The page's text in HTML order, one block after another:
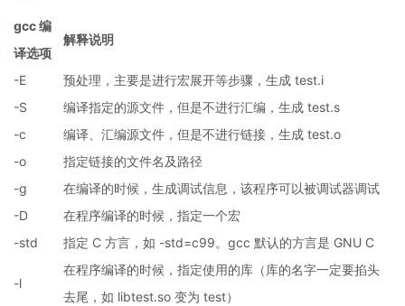
gcc 编
译选项
解释说明
-E
预处理，主要是进行宏展开等步骤，生成 test.i
-S
编译指定的源文件，但是不进行汇编，生成 test.s
-c
编译、汇编源文件，但是不进行链接，生成 test.o
-o
指定链接的文件名及路径
-g
在编译的时候，生成调试信息，该程序可以被调试器调试
-D
在程序编译的时候，指定一个宏
-std
指定 C 方言，如 -std=c99。gcc 默认的方言是 GNU C
-l
在程序编译的时候，指定使用的库（库的名字一定要掐头
去尾，如 libtest.so 变为 test）